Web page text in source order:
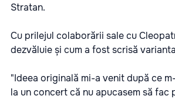
Stratan.
Cu prilejul colaborării sale cu
dezvăluie și cum a fost scrisă
"Ideea originală mi-a venit după ce
la un concert că nu apucasem să fac